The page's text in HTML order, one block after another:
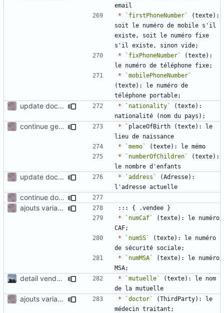
*
`firstPhoneNumber`
(texte):
soit le numéro de mobile s'il
existe, soit le numéro fixe
*
`fixPhoneNumber`
(texte):
*
`mobilePhoneNumber`
(texte): le numéro de
update documentation for docgen * `nationality`
(texte):
continue gen doc documentation * `placeOfBirth (texte): le
*
`memo`
*
`numberOfChildren`
(texte):
update documentation for docgen * `address`
(Adresse):
continue documentation for variables
ajouts variables suite réunion 22/09
*
`numCaf`
(texte): le numéro
*
`numSS`
(texte): le numéro
*
`numMSA`
(texte): le numéro
detail vendee person fields * `mutuelle`
(texte): le nom
ajouts variables suite réunion 22/09 * `doctor`
(ThirdParty): le